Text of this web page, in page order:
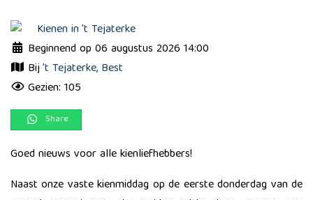
Beginnend op 06 augustus 2026 14:00
Bij't Tejaterke, Best
Gezien: 105
Share
Goed nieuws voor alle kienliefhebbers!
Naast onze vaste kienmiddag op de eerste donderdag van de